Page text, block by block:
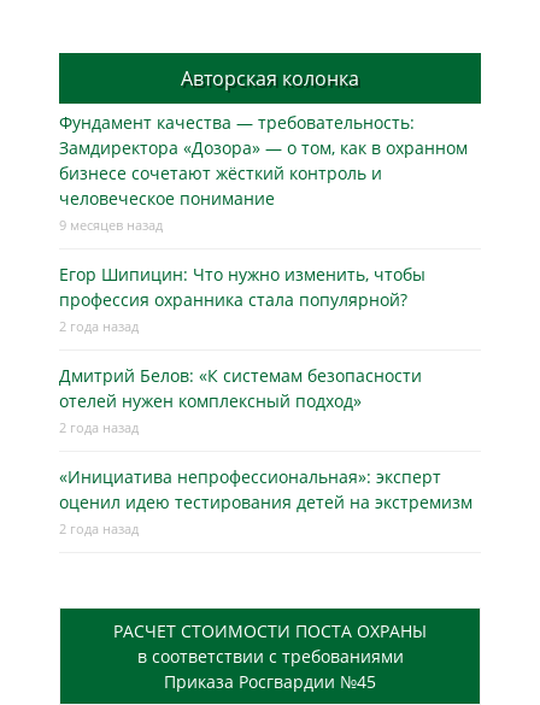
Авторская колонка
Фундамент качества — требовательность:
Замдиректора «Дозора» — о том, как в охранном
бизнесe сочетают жёсткий контроль и
человеческое понимание
9 месяцев назад
Егор Шипицин: Что нужно изменить, чтобы
профессия охранника стала популярной?
2 года назад
Дмитрий Белов: «К системам безопасности
отелей нужен комплексный подход»
2 года назад
«Инициатива непрофессиональная»: эксперт
оценил идею тестирования детей на экстремизм
2 года назад
РАСЧЕТ СТОИМОСТИ ПОСТА ОХРАНЫ
в соответствии с требованиями
Приказа Росгвардии №45